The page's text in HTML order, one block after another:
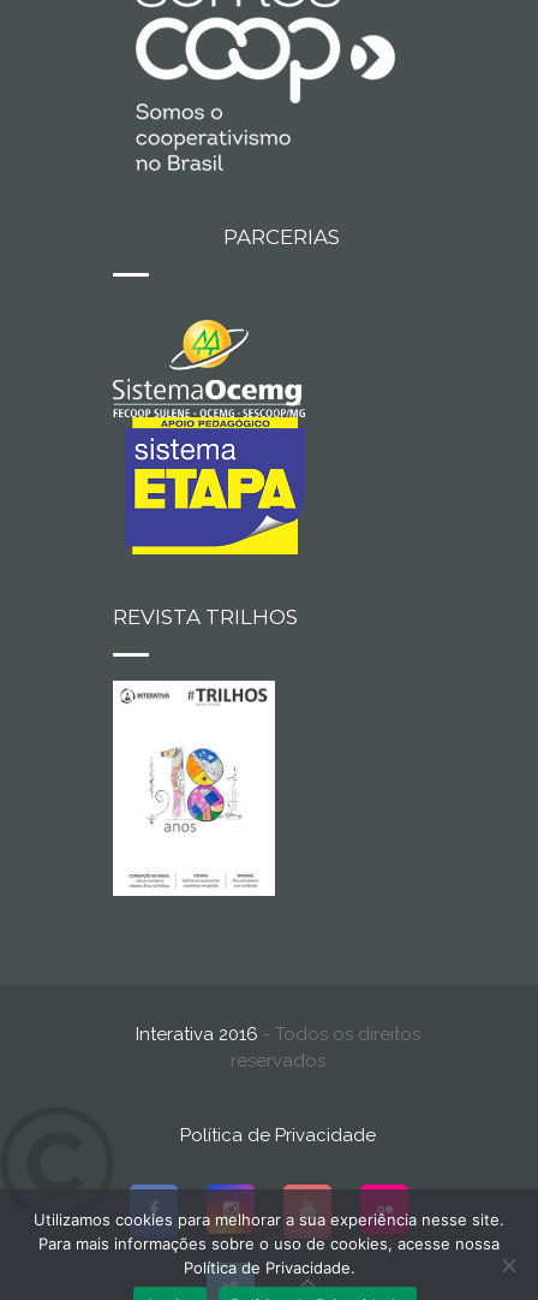
PARCERIAS
REVISTA TRILHOS
Interativa 2016 - Todos os direitos
reservados
Política de Privacidade
Utilizamos cookies para melhorar a sua experiência nesse site.
Para mais informações sobre o uso de cookies, acesse nossa
Política de Privacidade.